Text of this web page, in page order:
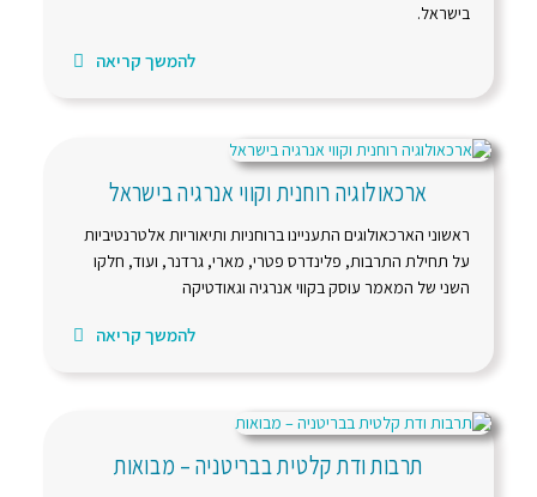
בישראל.
להמשך קריאה
ארכאולוגיה רוחנית וקווי אנרגיה בישראל
ראשוני הארכאולוגים התעניינו ברוחניות ותיאוריות אלטרנטיביות
על תחילת התרבות, פלינדרס פטרי, מארי, גרדנר, ועוד, חלקו
השני של המאמר עוסק בקווי אנרגיה וגאודטיקה
להמשך קריאה
תרבות ודת קלטית בבריטניה – מבואות